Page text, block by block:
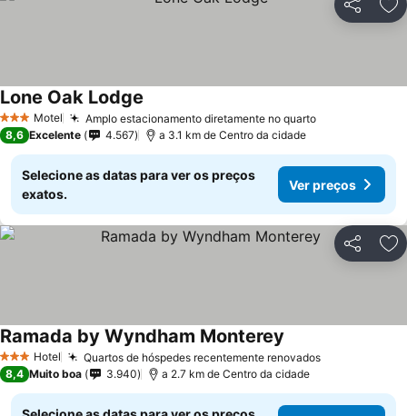
Partilhar
3 EstrelasMotel Amplo estacionamento diretamente no quarto
Lone Oak Lodge
8,6 Excelente 4.567 a 3.1 km de Centro da cidade
Selecione as datas para ver os preços
exatos.
Ver preços
Partilhar
3 EstrelasHotel Quartos de hóspedes recentemente renovados
Ramada by Wyndham Monterey
8,4 Muito boa 3.940 a 2.7 km de Centro da cidade